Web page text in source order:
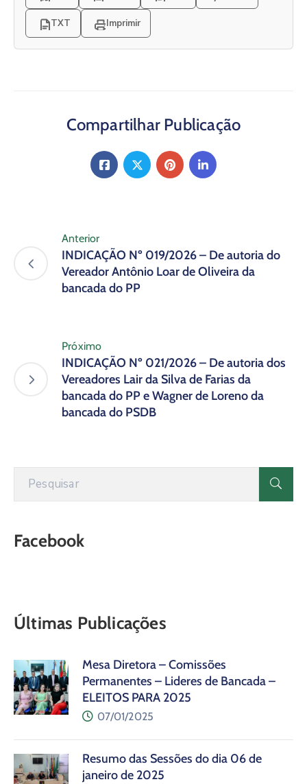
TXT Imprimir
Compartilhar Publicação
Anterior
INDICAÇÃO Nº 019/2026 – De autoria do
Vereador Antônio Loar de Oliveira da
bancada do PP
Próximo
INDICAÇÃO Nº 021/2026 – De autoria dos
Vereadores Lair da Silva de Farias da
bancada do PP e Wagner de Loreno da
bancada do PSDB
Facebook
Últimas Publicações
Mesa Diretora – Comissões
Permanentes – Lideres de Bancada –
ELEITOS PARA 2025
07/01/2025
Resumo das Sessões do dia 06 de
janeiro de 2025